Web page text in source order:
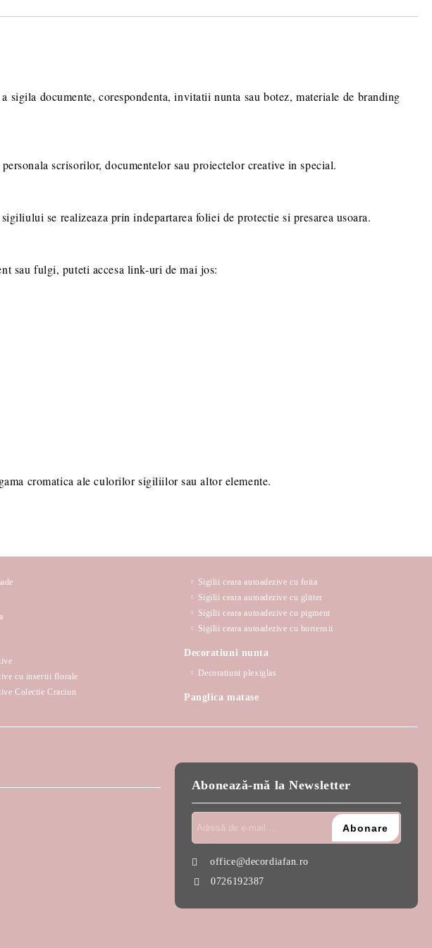
Veti fi contactat pentru stabilirea eventualelor detalii
documente, corespondenta, invitatii nunta sau botez, materiale de branding
scrisorilor, documentelor sau proiectelor creative in special.
se realizeaza prin indepartarea foliei de protectie si presarea usoara.
sau fulgi, puteti accesa link-uri de mai jos:
cromatica ale culorilor sigiliilor sau altor elemente.
cu insertii florale
Colectie Craciun
Sigilii ceara autoadezive cu foita
Sigilii ceara autoadezive cu glitter
Sigilii ceara autoadezive cu pigment
Sigilii ceara autoadezive cu hortensii
Decoratiuni nunta
Decoratiuni plexiglas
Panglica matase
Abonează-mă la Newsletter
office@decordiafan.ro
0726192387